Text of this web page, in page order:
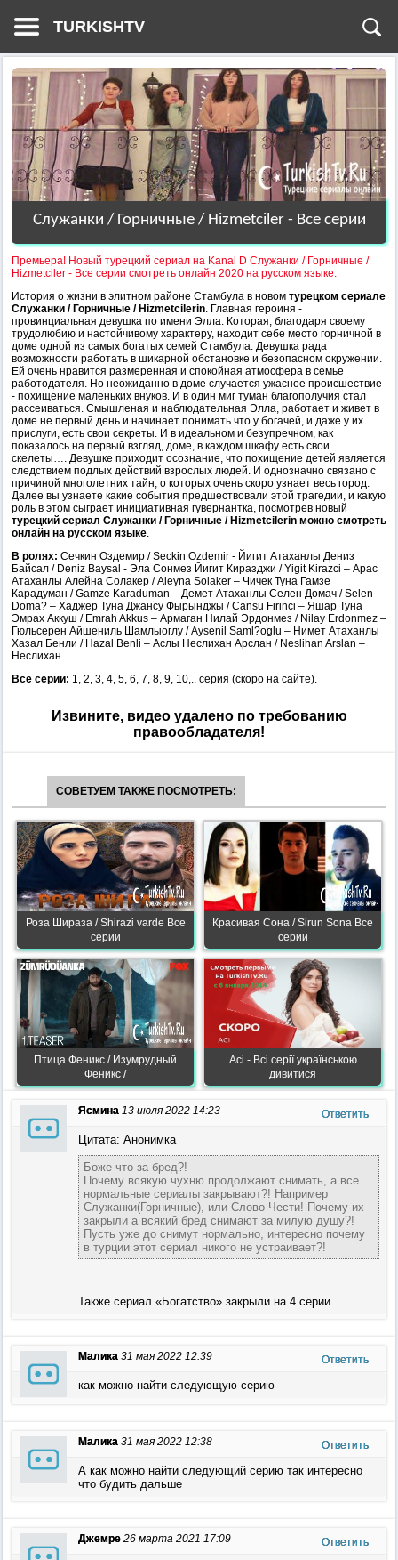
TURKISHTV
Служанки / Горничные / Hizmetciler - Все серии
Премьера! Новый турецкий сериал на Kanal D Служанки / Горничные /
Hizmetciler - Все серии смотреть онлайн 2020 на русском языке.
История о жизни в элитном районе Стамбула в новом турецком сериале
Служанки / Горничные / Hizmetcilerin. Главная героиня -
провинциальная девушка по имени Элла. Которая, благодаря своему
трудолюбию и настойчивому характеру, находит себе место горничной в
доме одной из самых богатых семей Стамбула. Девушка рада
возможности работать в шикарной обстановке и безопасном окружении.
Ей очень нравится размеренная и спокойная атмосфера в семье
работодателя. Но неожиданно в доме случается ужасное происшествие
- похищение маленьких внуков. И в один миг туман благополучия стал
рассеиваться. Смышленая и наблюдательная Элла, работает и живет в
доме не первый день и начинает понимать что у богачей, и даже у их
прислуги, есть свои секреты. И в идеальном и безупречном, как
показалось на первый взгляд, доме, в каждом шкафу есть свои
скелеты…. Девушке приходит осознание, что похищение детей является
следствием подлых действий взрослых людей. И однозначно связано с
причиной многолетних тайн, о которых очень скоро узнает весь город.
Далее вы узнаете какие события предшествовали этой трагедии, и какую
роль в этом сыграет инициативная гувернантка, посмотрев новый
турецкий сериал Служанки / Горничные / Hizmetcilerin можно смотреть
онлайн на русском языке.
В ролях: Сечкин Оздемир / Seckin Ozdemir - Йигит Атаханлы Дениз
Байсал / Deniz Baysal - Эла Сонмез Йигит Киразджи / Yigit Kirazci – Арас
Атаханлы Алейна Солакер / Aleyna Solaker – Чичек Туна Гамзе
Карадуман / Gamze Karaduman – Демет Атаханлы Селен Домач / Selen
Doma? – Хаджер Туна Джансу Фырынджы / Cansu Firinci – Яшар Туна
Эмрах Аккуш / Emrah Akkus – Армаган Нилай Эрдонмез / Nilay Erdonmez –
Гюльсерен Айшениль Шамлыоглу / Aysenil Saml?oglu – Нимет Атаханлы
Хазал Бенли / Hazal Benli – Аслы Неслихан Арслан / Neslihan Arslan –
Неслихан
Все серии: 1, 2, 3, 4, 5, 6, 7, 8, 9, 10,.. серия (скоро на сайте).
Извините, видео удалено по требованию
правообладателя!
СОВЕТУЕМ ТАКЖЕ ПОСМОТРЕТЬ:
Роза Шираза / Shirazi varde Все
серии
Красивая Сона / Sirun Sona Все
серии
Птица Феникс / Изумрудный
Феникс /
Асі - Всі серії українською
дивитися
Ясмина 13 июля 2022 14:23 Ответить
Цитата: Анонимка
Боже что за бред?!
Почему всякую чухню продолжают снимать, а все
нормальные сериалы закрывают?! Например
Служанки(Горничные), или Слово Чести! Почему их
закрыли а всякий бред снимают за милую душу?!
Пусть уже до снимут нормально, интересно почему
в турции этот сериал никого не устраивает?!
Также сериал «Богатство» закрыли на 4 серии
Малика 31 мая 2022 12:39 Ответить
как можно найти следующую серию
Малика 31 мая 2022 12:38 Ответить
А как можно найти следующий серию так интересно
что будить дальше
Джемре 26 марта 2021 17:09 Ответить